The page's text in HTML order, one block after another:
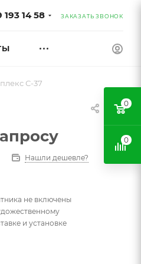
193 14 58 ЗАКАЗАТЬ ЗВОНОК
С-37
Нашли дешевле?
не включены
и установке
0
0